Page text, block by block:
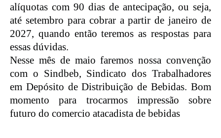
alíquotas com 90 dias de antecipação, ou seja,
até setembro para cobrar a partir de janeiro de
2027, quando então teremos as respostas para
essas dúvidas.
Nesse mês de maio faremos nossa convenção
com o Sindbeb, Sindicato dos Trabalhadores
em Depósito de Distribuição de Bebidas. Bom
momento para trocarmos impressão sobre
futuro do comercio atacadista de bebidas